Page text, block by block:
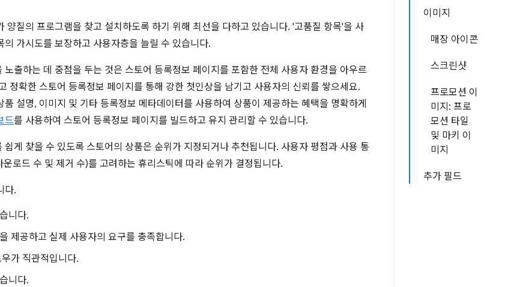
이미지
매장 아이콘
스크린샷
프로모션 이
미지: 프로
모션 타일
및 마키 이
미지
추가 필드
양질의 프로그램을 찾고 설치하도록 하기 위해 최선을 다하고 있습니다. '고품질 항목'을 사
의 가시도를 보장하고 사용자층을 늘릴 수 있습니다.
노출하는 데 중점을 두는 것은 스토어 등록정보 페이지를 포함한 전체 사용자 환경을 아우르
정확한 스토어 등록정보 페이지를 통해 강한 첫인상을 남기고 사용자의 신뢰를 쌓으세요.
품 설명, 이미지 및 기타 등록정보 메타데이터를 사용하여 상품이 제공하는 혜택을 명확하게
드를 사용하여 스토어 등록정보 페이지를 빌드하고 유지 관리할 수 있습니다.
쉽게 찾을 수 있도록 스토어의 상품은 순위가 지정되거나 추천됩니다. 사용자 평점과 사용 통
로드 수 및 제거 수)를 고려하는 휴리스틱에 따라 순위가 결정됩니다.
다.
니다.
제공하고 실제 사용자의 요구를 충족합니다.
가 직관적입니다.
니다.